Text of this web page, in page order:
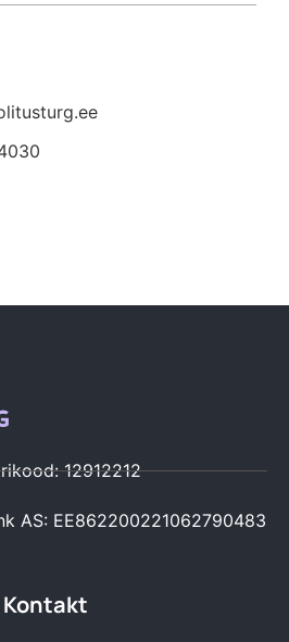
12912212
AS: EE862200221062790483
Kontakt